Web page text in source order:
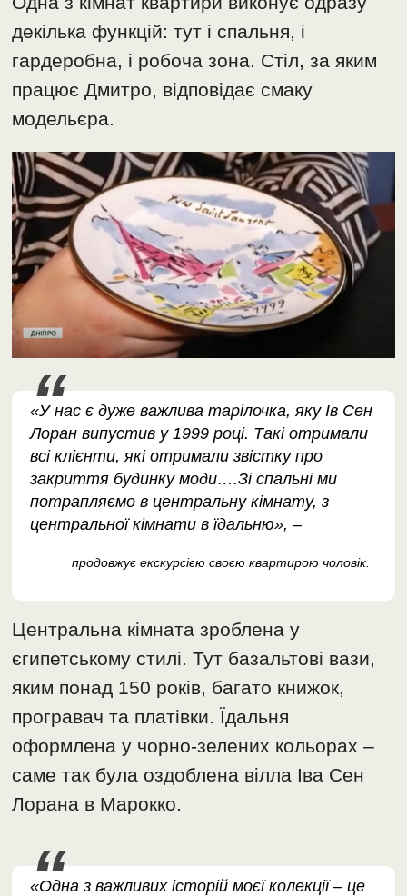
декілька функцій: тут і спальня, і
гардеробна, і робоча зона. Стіл, за яким
працює Дмитро, відповідає смаку
модельєра.
«У нас є дуже важлива тарілочка, яку Ів Сен
Лоран випустив у 1999 році. Такі отримали
всі клієнти, які отримали звістку про
закриття будинку моди….Зі спальні ми
потрапляємо в центральну кімнату, з
центральної кімнати в їдальню», –
продовжує екскурсією своєю квартирою чоловік.
Центральна кімната зроблена у
єгипетському стилі. Тут базальтові вази,
яким понад 150 років, багато книжок,
програвач та платівки. Їдальня
оформлена у чорно-зелених кольорах –
саме так була оздоблена вілла Іва Сен
Лорана в Марокко.
«Одна з важливих історій моєї колекції – це